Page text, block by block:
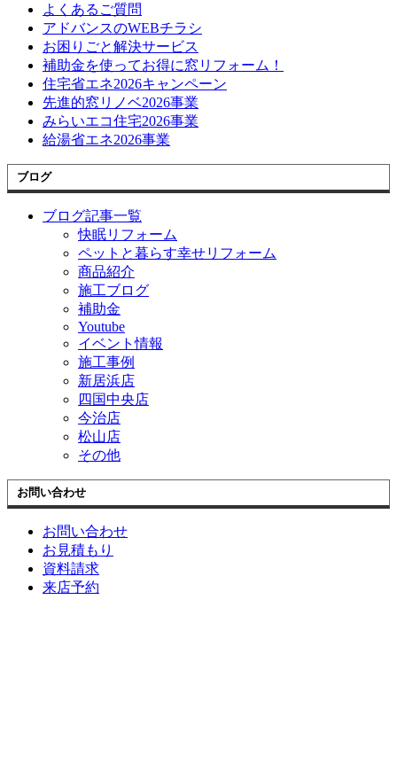
よくあるご質問
アドバンスのWEBチラシ
お困りごと解決サービス
補助金を使ってお得に窓リフォーム！
住宅省エネ2026キャンペーン
先進的窓リノベ2026事業
みらいエコ住宅2026事業
給湯省エネ2026事業
ブログ
ブログ記事一覧
快眠リフォーム
ペットと暮らす幸せリフォーム
商品紹介
施工ブログ
補助金
Youtube
イベント情報
施工事例
新居浜店
四国中央店
今治店
松山店
その他
お問い合わせ
お問い合わせ
お見積もり
資料請求
来店予約